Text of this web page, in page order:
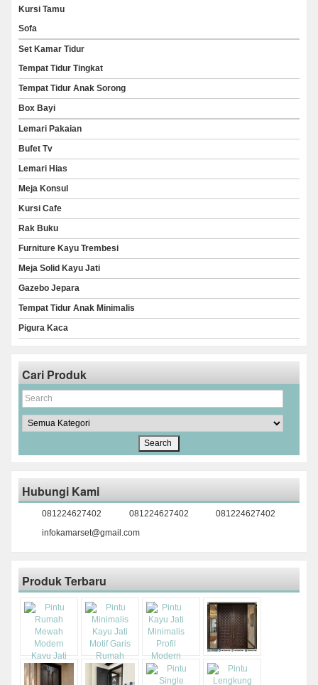
Kursi Tamu
Sofa
Set Kamar Tidur
Tempat Tidur Tingkat
Tempat Tidur Anak Sorong
Box Bayi
Lemari Pakaian
Bufet Tv
Lemari Hias
Meja Konsul
Kursi Cafe
Rak Buku
Furniture Kayu Trembesi
Meja Solid Kayu Jati
Gazebo Jepara
Tempat Tidur Anak Minimalis
Pigura Kaca
Cari Produk
Hubungi Kami
081224627402 081224627402
081224627402
infokamarset@gmail.com
Produk Terbaru